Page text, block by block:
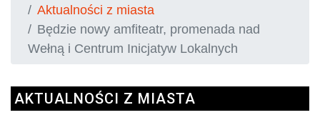
Aktualności z miasta
Będzie nowy amfiteatr, promenada nad
Wełną i Centrum Inicjatyw Lokalnych
AKTUALNOŚCI Z MIASTA